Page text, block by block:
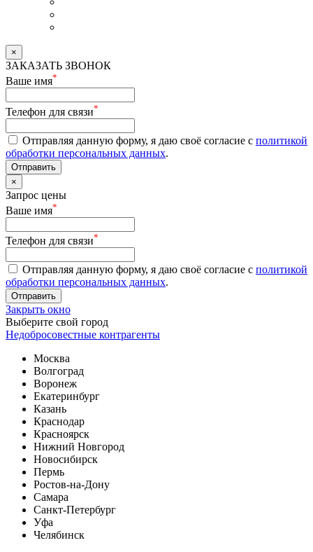
×
ЗАКАЗАТЬ ЗВОНОК
Ваше имя*
Телефон для связи*
Отправляя данную форму, я даю своё согласие с политикой
обработки персональных данных.
Отправить
×
Запрос цены
Ваше имя*
Телефон для связи*
Отправляя данную форму, я даю своё согласие с политикой
обработки персональных данных.
Отправить
Закрыть окно
Выберите свой город
Недобросовестные контрагенты
Москва
Волгоград
Воронеж
Екатеринбург
Казань
Краснодар
Красноярск
Нижний Новгород
Новосибирск
Пермь
Ростов-на-Дону
Самара
Санкт-Петербург
Уфа
Челябинск